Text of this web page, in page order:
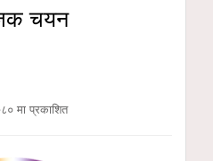
चयन
मा प्रकाशित